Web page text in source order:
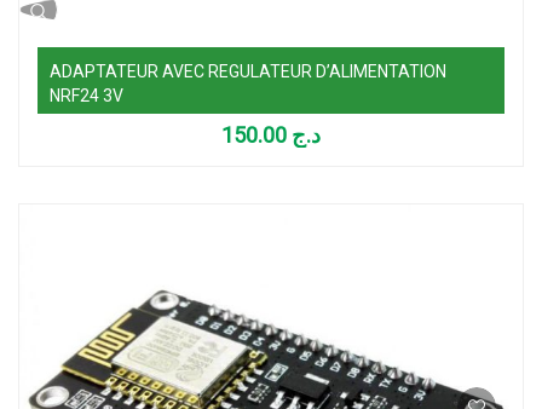
ADAPTATEUR AVEC REGULATEUR D’ALIMENTATION
NRF24 3V
د.ج